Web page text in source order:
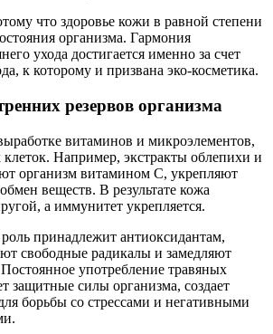
что здоровье кожи в равной степени
организма. Гармония
ухода достигается именно за счет
к которому и призвана эко-косметика.
резервов организма
витаминов и микроэлементов,
Например, экстракты облепихи и
организм витамином C, укрепляют
веществ. В результате кожа
а иммунитет укрепляется.
принадлежит антиоксидантам,
свободные радикалы и замедляют
употребление травяных
защитные силы организма, создает
борьбы со стрессами и негативными